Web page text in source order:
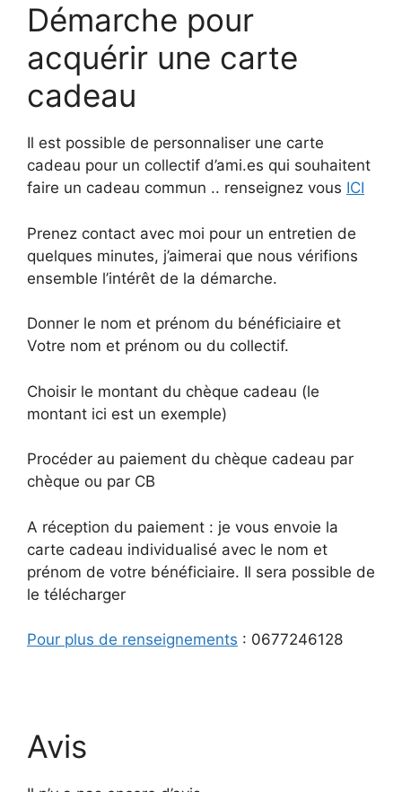
Démarche pour
acquérir une carte
cadeau
Il est possible de personnaliser une carte
cadeau pour un collectif d’ami.es qui souhaitent
faire un cadeau commun .. renseignez vous ICI
Prenez contact avec moi pour un entretien de
quelques minutes, j’aimerai que nous vérifions
ensemble l’intérêt de la démarche.
Donner le nom et prénom du bénéficiaire et
Votre nom et prénom ou du collectif.
Choisir le montant du chèque cadeau (le
montant ici est un exemple)
Procéder au paiement du chèque cadeau par
chèque ou par CB
A réception du paiement : je vous envoie la
carte cadeau individualisé avec le nom et
prénom de votre bénéficiaire. Il sera possible de
le télécharger
Pour plus de renseignements : 0677246128
Avis